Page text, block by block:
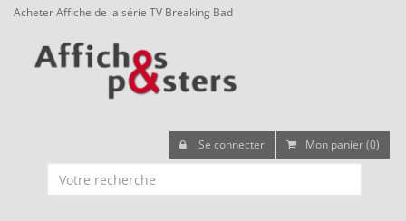
Acheter Affiche de la série TV Breaking Bad
Se connecter Mon panier (0)